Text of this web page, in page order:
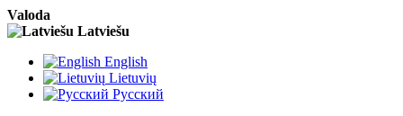
Valoda
Latviešu
English
Lietuvių
Pусский